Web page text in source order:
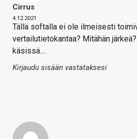
Cirrus
4.12.2021
Tällä softalla ei ole ilmeisesti
vertailutietokantaa? Mitähän
käsissä…
Kirjaudu sisään vastataksesi